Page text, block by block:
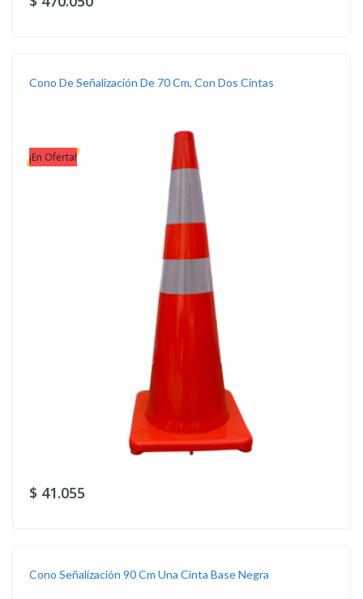
Cono De Señalización De 70 Cm, Con Dos Cintas
¡En Oferta!
$ 41.055
Cono Señalización 90 Cm Una Cinta Base Negra